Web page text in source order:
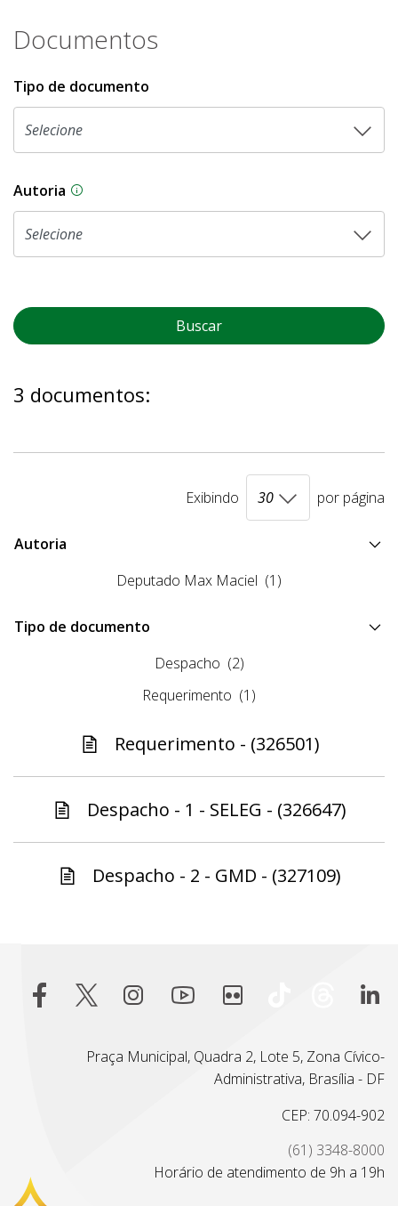
Documentos
Tipo de documento
Autoria As proposições legislativas na CLDF podem
Buscar
3 documentos:
Exibindo por página
Autoria
Deputado Max Maciel (1)
Tipo de documento
Despacho (2)
Requerimento (1)
Requerimento - (326501)
Despacho - 1 - SELEG - (326647)
Despacho - 2 - GMD - (327109)
Praça Municipal, Quadra 2, Lote 5, Zona Cívico-
Administrativa, Brasília - DF
CEP: 70.094-902
(61) 3348-8000
Horário de atendimento de 9h a 19h